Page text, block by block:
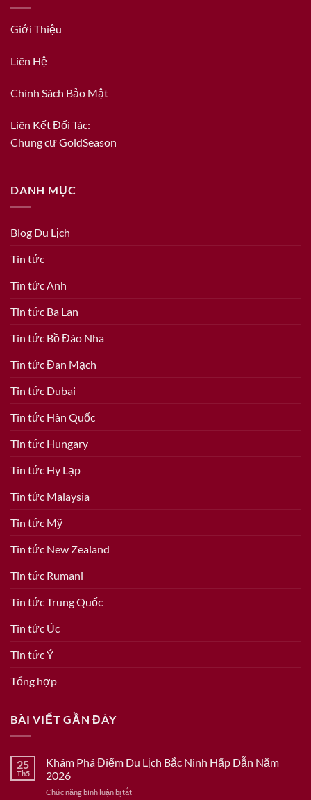
Giới Thiệu
Liên Hệ
Chính Sách Bảo Mật
Liên Kết Đối Tác:
Chung cư GoldSeason
DANH MỤC
Blog Du Lịch
Tin tức
Tin tức Anh
Tin tức Ba Lan
Tin tức Bồ Đào Nha
Tin tức Đan Mạch
Tin tức Dubai
Tin tức Hàn Quốc
Tin tức Hungary
Tin tức Hy Lạp
Tin tức Malaysia
Tin tức Mỹ
Tin tức New Zealand
Tin tức Rumani
Tin tức Trung Quốc
Tin tức Úc
Tin tức Ý
Tổng hợp
BÀI VIẾT GẦN ĐÂY
25
Th5
Khám Phá Điểm Du Lịch Bắc Ninh Hấp Dẫn Năm
2026
Chức năng bình luận bị tắtở